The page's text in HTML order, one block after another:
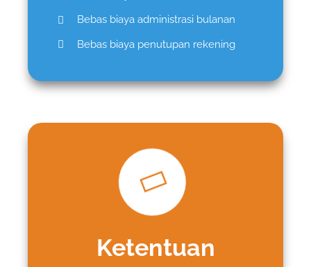
Bebas biaya administrasi bulanan
Bebas biaya penutupan rekening
Ketentuan